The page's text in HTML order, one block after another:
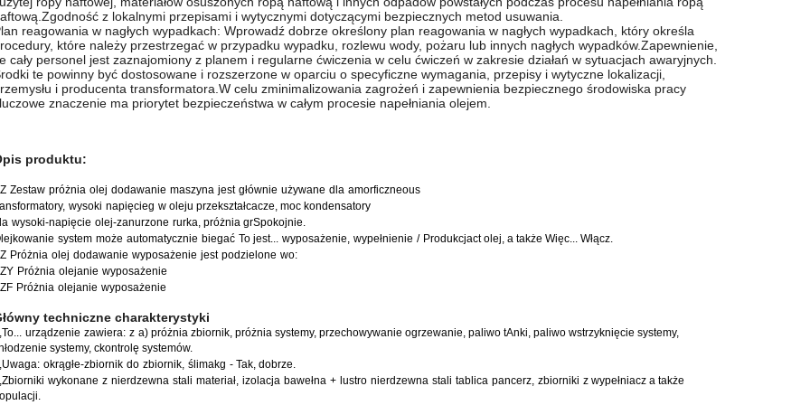
z lokalnymi przepisami i wytycznymi dotyczącymi bezpiecznych metod usuwania.
reagowania w nagłych wypadkach: Wprowadź dobrze określony plan reagowania w nagłych wypadkach, który określa
które należy przestrzegać w przypadku wypadku, rozlewu wody, pożaru lub innych nagłych wypadków.Zapewnienie,
cały personel jest zaznajomiony z planem i regularne ćwiczenia w celu ćwiczeń w zakresie działań w sytuacjach awaryjnych.
te powinny być dostosowane i rozszerzone w oparciu o specyficzne wymagania, przepisy i wytyczne lokalizacji,
i producenta transformatora.W celu zminimalizowania zagrożeń i zapewnienia bezpiecznego środowiska pracy
znaczenie ma priorytet bezpieczeństwa w całym procesie napełniania olejem.
produktu:
Zestaw próżnia olej dodawanie maszyna jest głównie używane dla amorficzneous
, wysoki napięcieg w oleju przekształcacze, moc kondensatory
wysoki-napięcie olej-zanurzone rurka, próżnia grSpokojnie.
system może automatycznie biegać To jest... wyposażenie, wypełnienie / Produkcjact olej, a także Więc... Włącz.
Próżnia olej dodawanie wyposażenie jest podzielone wo:
Próżnia olejanie wyposażenie
Próżnia olejanie wyposażenie
techniczne charakterystyki
,To... urządzenie zawiera: z a) próżnia zbiornik, próżnia systemy, przechowywanie ogrzewanie, paliwo tAnki, paliwo wstrzyknięcie systemy,
systemy, ckontrolę systemów.
,Uwaga: okrągłe-zbiornik do zbiornik, ślimakg - Tak, dobrze.
,Zbiorniki wykonane z nierdzewna stali materiał, izolacja bawełna + lustro nierdzewna stali tablica pancerz, zbiorniki z wypełniacz a także